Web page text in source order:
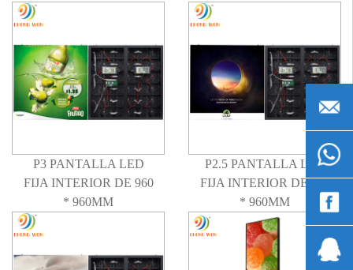
P3 PANTALLA LED
FIJA INTERIOR DE 960
* 960MM
P2.5 PANTALLA LED
FIJA INTERIOR DE 960
* 960MM
Wen
Chen